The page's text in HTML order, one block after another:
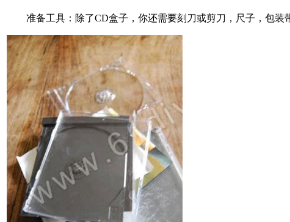
准备工具：除了CD盒子，你还需要刻刀或剪刀，尺子，包装